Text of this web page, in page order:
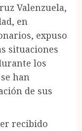
Valenzuela,
en
expuso
situaciones
los
han
de sus
recibido